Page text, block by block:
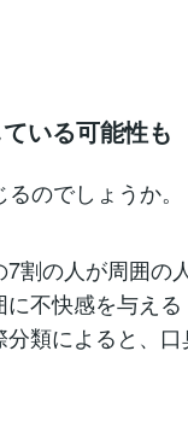
いる可能性も
のでしょうか。
割の人が周囲の
不快感を与え
類によると、